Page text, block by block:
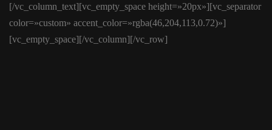
[/vc_column_text][vc_empty_space height=»20px»][vc_separator
color=»custom» accent_color=»rgba(46,204,113,0.72)»]
[vc_empty_space][/vc_column][/vc_row]